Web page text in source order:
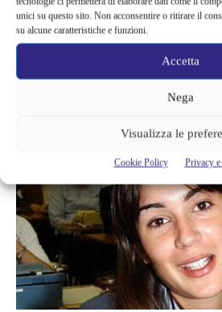
unici su questo sito. Non acconsentire o ritirare il
su alcune caratteristiche e funzioni.
Accetta
Nega
Visualizza le
Cookie Policy Privacy
abbiamo visto è stato il suo destino.
Nella foto che vi mostriamo Silvia
periodo della sua vita, quando tutto
lei era solo una studentessa piena di